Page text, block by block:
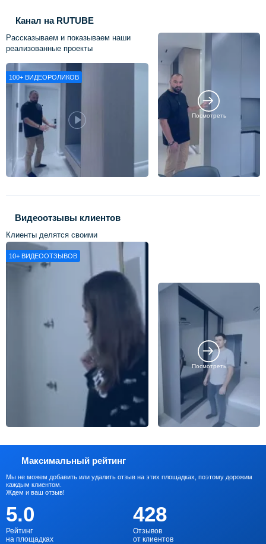
Канал на RUTUBE
Рассказываем и показываем наши
реализованные проекты
100+ ВИДЕОРОЛИКОВ
Посмотреть
Видеоотзывы клиентов
Клиенты делятся своими
впечатлениями о нашей работе
10+ ВИДЕООТЗЫВОВ
Посмотреть
Максимальный рейтинг
Мы не можем добавить или удалить отзыв на этих площадках, поэтому дорожим
каждым клиентом.
Ждем и ваш отзыв!
5.0
Рейтинг
на площадках
428
Отзывов
от клиентов